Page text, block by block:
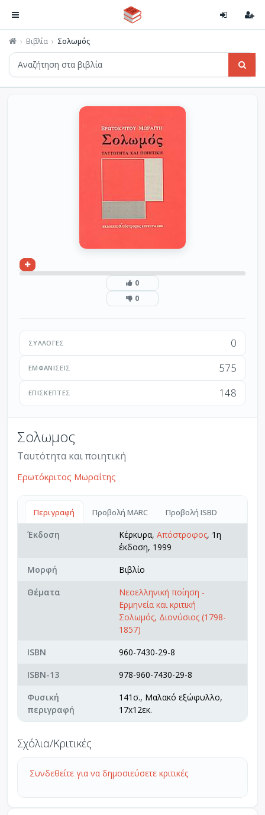
Βιβλία Σολωμός
0
0
ΣΥΛΛΟΓΈΣ 0
ΕΜΦΑΝΊΣΕΙΣ 575
ΕΠΙΣΚΈΠΤΕΣ 148
Σολωμος
Ταυτότητα και ποιητική
Ερωτόκριτος Μωραΐτης
Περιγραφή Προβολή MARC Προβολή ISBD
Έκδοση Κέρκυρα, Απόστροφος, 1η
έκδοση, 1999
Μορφή
Βιβλίο
Θέματα
Νεοελληνική ποίηση -
Ερμηνεία και κριτική
Σολωμός, Διονύσιος (1798-
1857)
ISBN
960-7430-29-8
ISBN-13
978-960-7430-29-8
Φυσική
περιγραφή
141σ., Μαλακό εξώφυλλο,
17x12εκ.
Σχόλια/Κριτικές
Συνδεθείτε για να δημοσιεύσετε κριτικές